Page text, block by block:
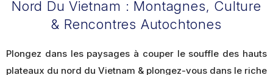
Nord Du Vietnam : Montagnes, Culture
& Rencontres Autochtones
Plongez dans les paysages à couper le souffle des hauts
plateaux du nord du Vietnam & plongez-vous dans le riche